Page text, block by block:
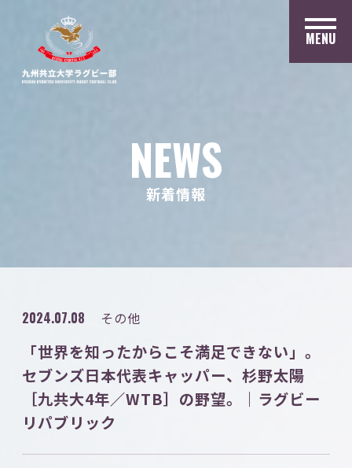
MENU
NEWS
新着情報
2024.07.08 その他
「世界を知ったからこそ満足できない」。
セブンズ日本代表キャッパー、杉野太陽
［九共大4年／WTB］の野望。｜ラグビー
リパブリック